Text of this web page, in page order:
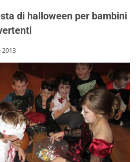
di halloween per bambini